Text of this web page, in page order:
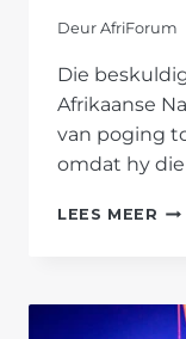
Deur AfriForum
Die
Afrikaanse
van poging
omdat hy
LEES MEER